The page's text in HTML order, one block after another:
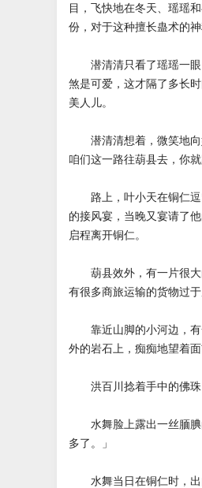
目，飞快地在冬天、瑶瑶
份，对于这种擅长蛊术的
潜清清只看了瑶瑶一眼
煞是可爱，这才隔了多长
美人儿。
潜清清想着，微笑地向
咱们这一路往葫县去，你
路上，叶小天在铜仁逗
的接风宴，当晚又宴请了
启程离开铜仁。
葫县效外，有一片很大
有很多商旅运输的货物过
靠近山脚的小河边，有
外的岩石上，痴痴地望着面
洪百川捻着手中的佛珠
水舞脸上露出一丝腼腆
多了。」
水舞当日在铜仁时，出